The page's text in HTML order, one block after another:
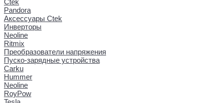
Pandora
Аксессуары Ctek
Инверторы
Neoline
Ritmix
Преобразователи напряжения
Пуско-зарядные устройства
Carku
Hummer
Neoline
RoyPow